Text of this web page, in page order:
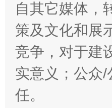
扯下公款旅游的“隐
自其它媒体，
策及文化和展
竞争，对于建
实意义；公众
任。